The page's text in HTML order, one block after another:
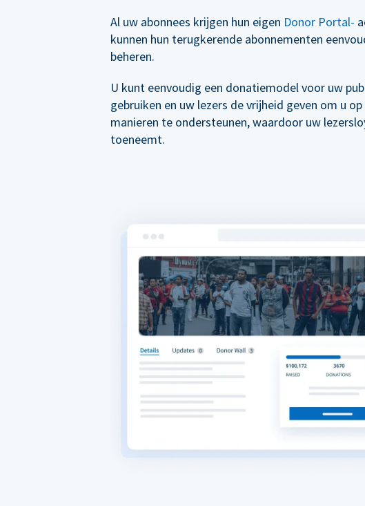
Al uw abonnees krijgen hun eigen Donor Portal-
kunnen hun terugkerende abonnementen
beheren.
U kunt eenvoudig een donatiemodel voor uw
gebruiken en uw lezers de vrijheid geven om u
manieren te ondersteunen, waardoor uw
toeneemt.